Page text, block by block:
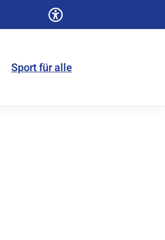
Sport für alle